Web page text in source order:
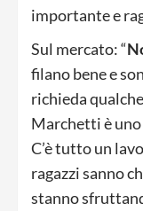
importante e
Sul mercato: “
filano bene e
richieda
Marchetti è
C’è tutto un
ragazzi sanno
stanno